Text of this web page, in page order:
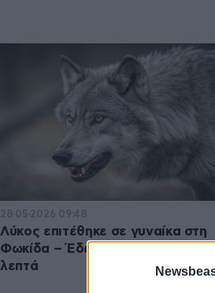
28·05·2026 09:48
Λύκος επιτέθηκε σε γυναίκα στη
Φωκίδα – Έδωσε μάχη μαζί του
λεπτά